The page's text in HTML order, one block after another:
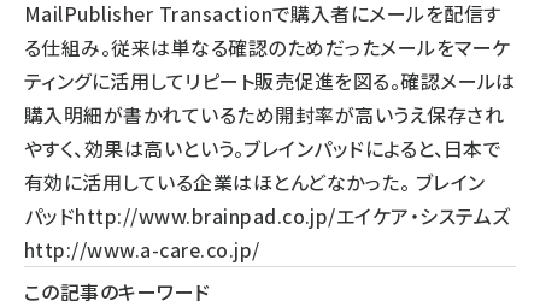
MailPublisher Transactionで購入者にメールを配信す
る仕組み。従来は単なる確認のためだったメールをマーケ
ティングに活用してリピート販売促進を図る。確認メールは
購入明細が書かれているため開封率が高いうえ保存され
やすく、効果は高いという。ブレインパッドによると、日本で
有効に活用している企業はほとんどなかった。 ブレイン
パッドhttp://www.brainpad.co.jp/エイケア・システムズ
http://www.a-care.co.jp/
この記事のキーワード